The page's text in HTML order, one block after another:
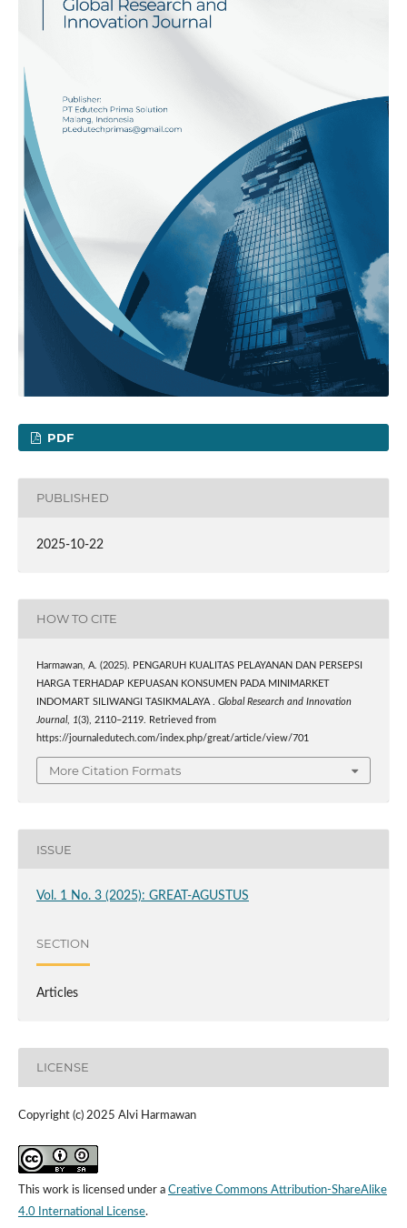
PDF
PUBLISHED
2025-10-22
HOW TO CITE
Harmawan, A. (2025). PENGARUH KUALITAS PELAYANAN DAN PERSEPSI
HARGA TERHADAP KEPUASAN KONSUMEN PADA MINIMARKET
INDOMART SILIWANGI TASIKMALAYA . Global Research and Innovation
Journal, 1(3), 2110–2119. Retrieved from
https://journaledutech.com/index.php/great/article/view/701
More Citation Formats
ISSUE
Vol. 1 No. 3 (2025): GREAT-AGUSTUS
SECTION
Articles
LICENSE
Copyright (c) 2025 Alvi Harmawan
This work is licensed under a Creative Commons Attribution-ShareAlike
4.0 International License.